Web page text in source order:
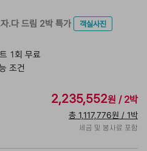
.다 드림 2박 특가
객실사진
1회 무료
조건
2,235,552원 / 2박
총 1,117,776원 / 1박
세금 및 봉사료 포함